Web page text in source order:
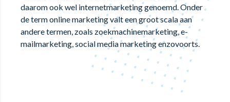
daarom ook wel internetmarketing genoemd. Onder
de term online marketing valt een groot scala aan
andere termen, zoals zoekmachinemarketing, e-
mailmarketing, social media marketing enzovoorts.